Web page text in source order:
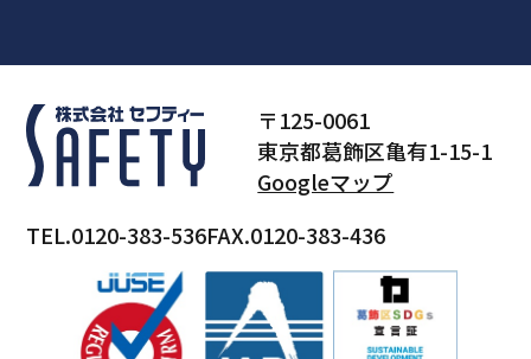
〒125-0061
東京都葛飾区亀有1-15-1
Googleマップ
TEL.0120-383-536FAX.0120-383-436